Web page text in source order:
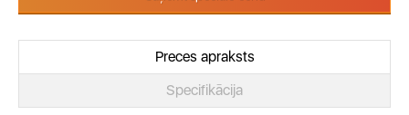
Preces apraksts
Specifikācija